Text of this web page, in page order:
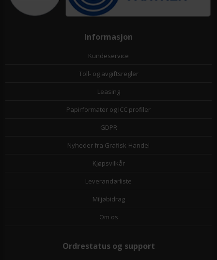
Informasjon
Kundeservice
Toll- og avgiftsregler
Leasing
Papirformater og ICC profiler
GDPR
Nyheder fra Grafisk-Handel
Kjøpsvilkår
Leverandørliste
Miljøbidrag
Om os
Ordrestatus og support